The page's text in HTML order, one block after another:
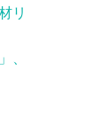
リ
、